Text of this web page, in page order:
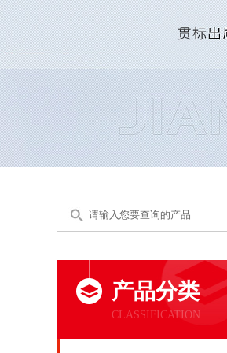
产品分类
CLASSIFICATION